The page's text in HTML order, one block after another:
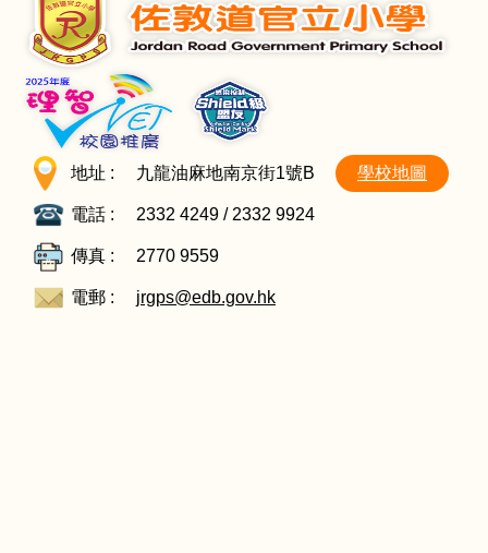
地址 : 九龍油麻地南京街1號B 學校地圖
電話 : 2332 4249 / 2332 9924
傳真 : 2770 9559
電郵 : jrgps@edb.gov.hk